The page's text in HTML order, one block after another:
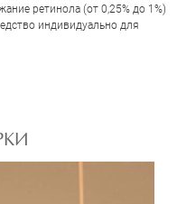
ретинола (от 0,25% до 1%)
индивидуально для